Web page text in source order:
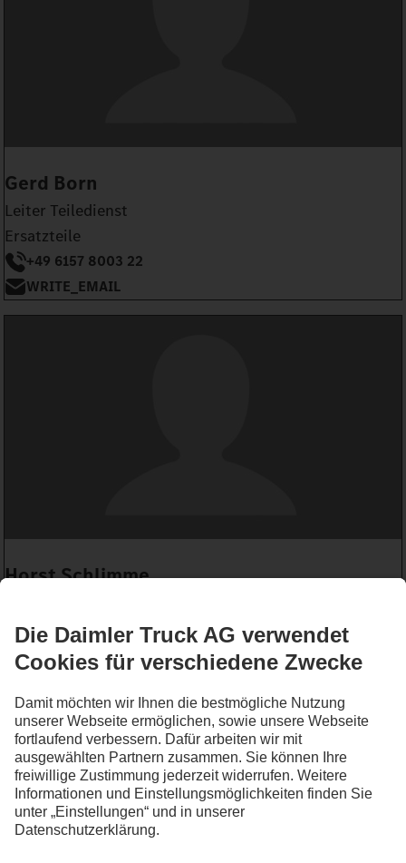
Gerd Born
Leiter Teiledienst
Ersatzteile
+49 6157 8003 22
WRITE_EMAIL
Horst Schlimme
Buchhaltung
+49 6157 8003 24